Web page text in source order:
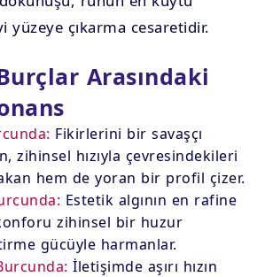
yüzeye çıkarma cesaretidir.
Arasındaki
Fikirlerini bir savaşçı
zihinsel hızıyla çevresindekileri
hem de yoran bir profil çizer.
Estetik algının en rafine
zihinsel bir huzur
gücüyle harmanlar.
İletişimde aşırı hızın